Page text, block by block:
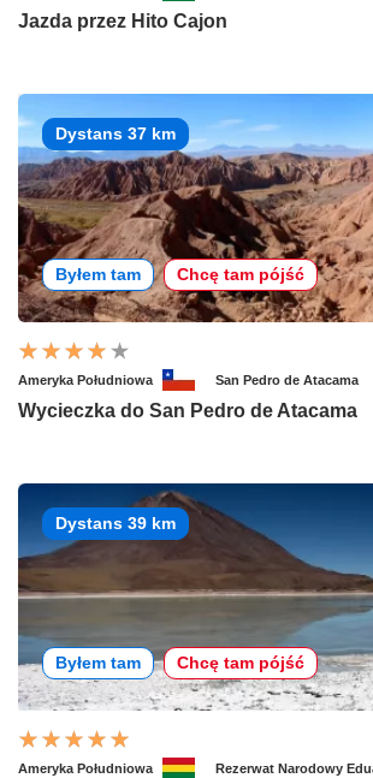
Jazda przez Hito Cajon
Dystans 37 km
Byłem tam Chcę tam pójść
Ameryka Południowa San Pedro de Atacama
Wycieczka do San Pedro de Atacama
Dystans 39 km
Byłem tam Chcę tam pójść
Ameryka Południowa Rezerwat Narodowy